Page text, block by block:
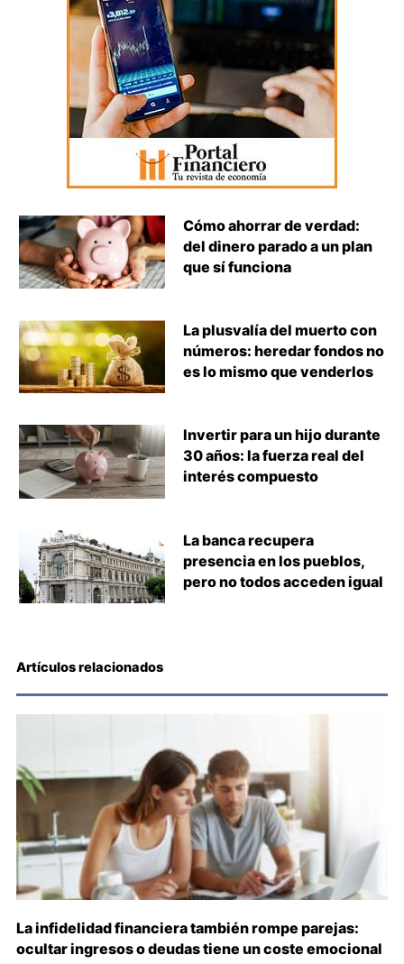
Cómo ahorrar de verdad:
del dinero parado a un plan
que sí funciona
La plusvalía del muerto con
números: heredar fondos no
es lo mismo que venderlos
Invertir para un hijo durante
30 años: la fuerza real del
interés compuesto
La banca recupera
presencia en los pueblos,
pero no todos acceden igual
Artículos relacionados
La infidelidad financiera también rompe parejas:
ocultar ingresos o deudas tiene un coste emocional